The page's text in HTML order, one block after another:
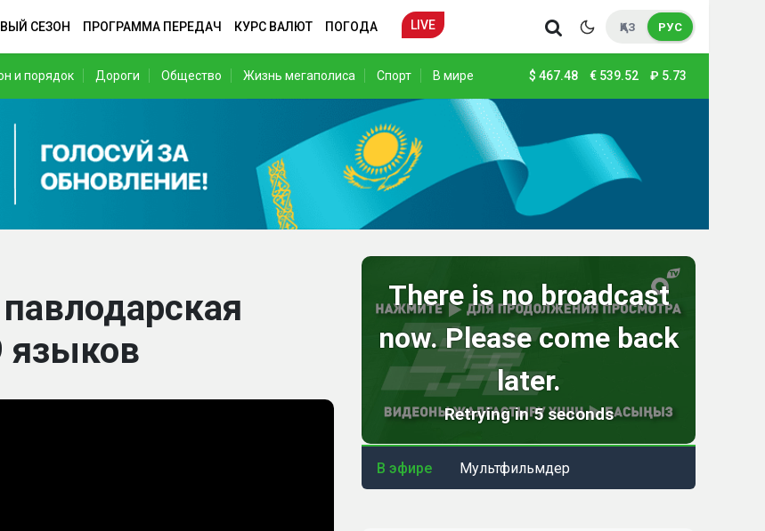
СЕЗОН ПРОГРАММА ПЕРЕДАЧ КУРС ВАЛЮТ ПОГОДА LIVE ҚАЗ РУС
и порядок Дороги Общество Жизнь мегаполиса Спорт В мире $ 467.48 € 539.52 ₽ 5.73
языков
В эфире Мультфильмдер